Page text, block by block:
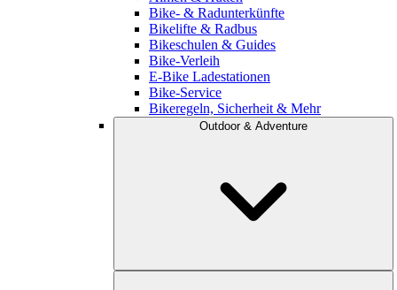
Bike- & Radunterkünfte
Bikelifte & Radbus
Bikeschulen & Guides
Bike-Verleih
E-Bike Ladestationen
Bike-Service
Bikeregeln, Sicherheit & Mehr
Outdoor & Adventure